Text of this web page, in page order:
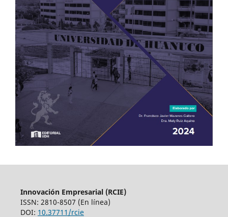
Innovación Empresarial (RCIE)
ISSN: 2810-8507 (En línea)
DOI: 10.37711/rcie